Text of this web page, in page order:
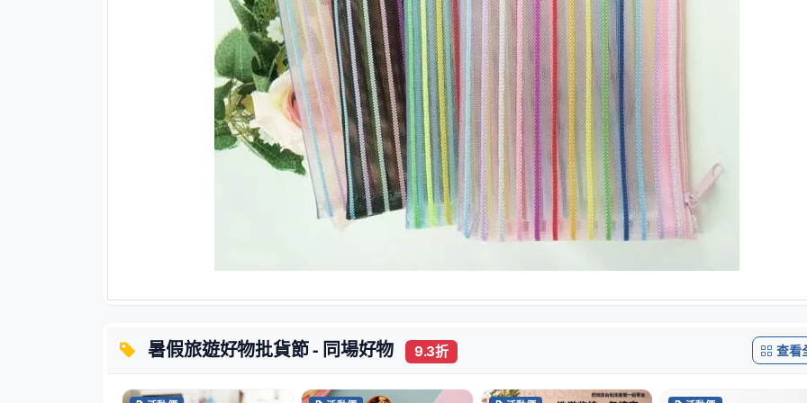
暑假旅遊好物批貨節 - 同場好物 9.3折 查看